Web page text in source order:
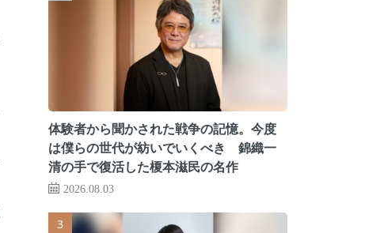
体験者から聞かされた戦争の記憶。今度
は僕らの世代が紡いでいくべき 錦織一
清の手で復活した榎本滋民の名作
2026.08.03